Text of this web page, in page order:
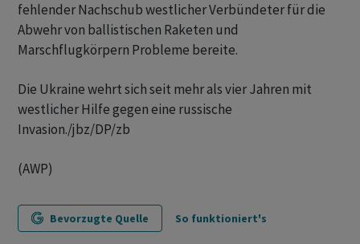
fehlender Nachschub westlicher Verbündeter für die
Abwehr von ballistischen Raketen und
Marschflugkörpern Probleme bereite.
Die Ukraine wehrt sich seit mehr als vier Jahren mit
westlicher Hilfe gegen eine russische
Invasion./jbz/DP/zb
(AWP)
Bevorzugte Quelle So funktioniert's